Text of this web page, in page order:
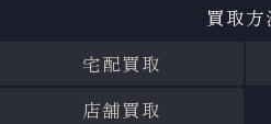
買取方
宅配買取
店舗買取